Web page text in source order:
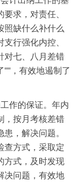
求，对责任、
照缺什么补什么
行强化内控、
对七、八月差错
""，有效地遏制了
作的保证。年内
，按月考核差错
，解决问题。
查方式，采取定
方式，及时发现
决问题，有效地